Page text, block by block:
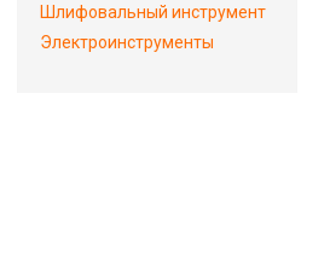
Шлифовальный инструмент
Электроинструменты